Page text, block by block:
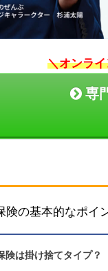
＼オンラ
専
の基本的なポイ
険は掛け捨てタイプ？